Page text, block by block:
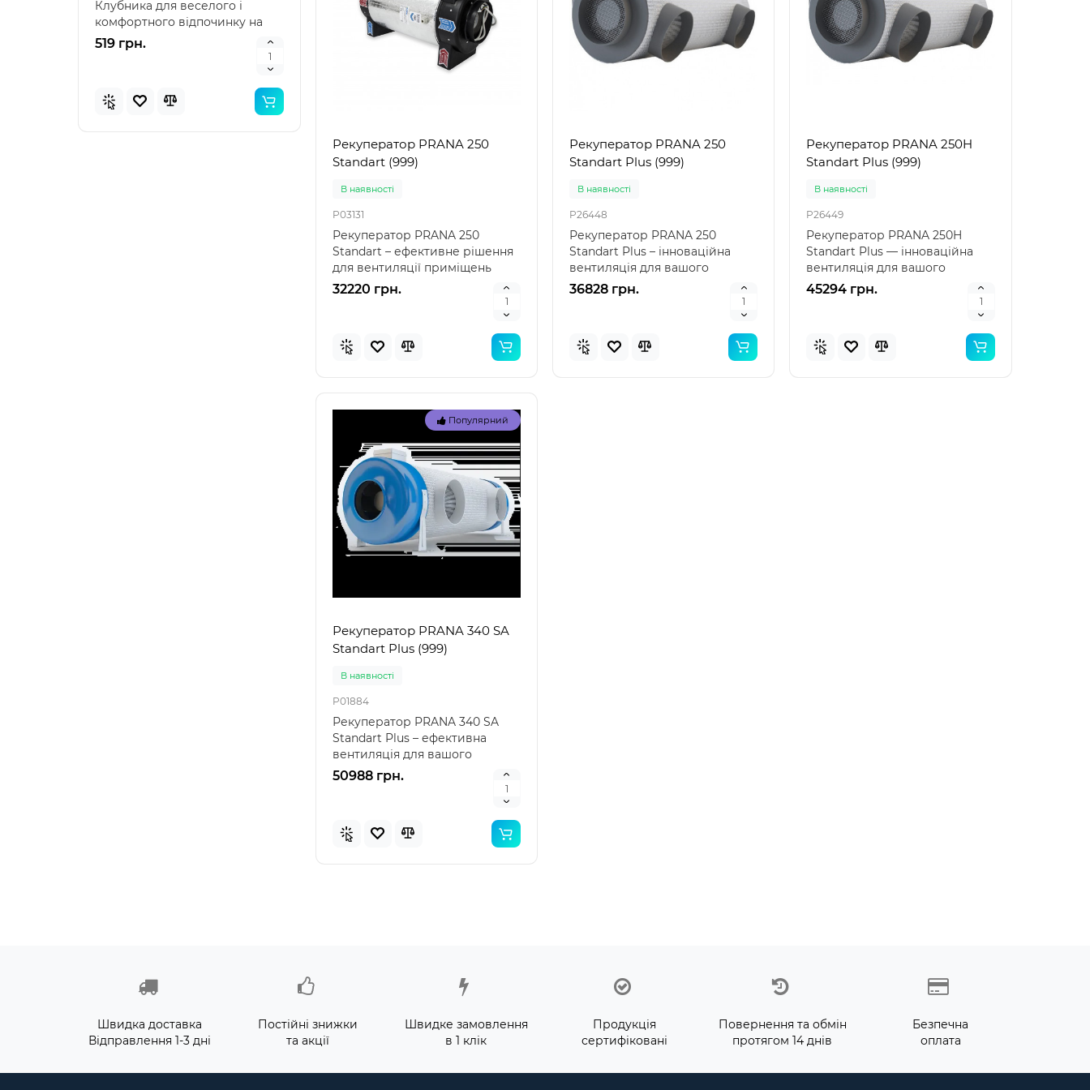
Клубника для веселого і
комфортного відпочинку на
воді Intex 58781 – я..
519 грн.
надувний дитячий басейн
"Зелений" Intex 57100 — це
класичний надувн..
476 грн.
басейнів: точність і надійність
від лідера ринку Intex 29039 –
це якіс..
155 грн.
плавання Bestway 32034
Bestway 32034 — це якісний
надувний жилет дл..
221 грн.
Рекуператор PRANA 250
Standart (999)
В наявностi
P03131
Рекуператор PRANA 250
Standart – ефективне рішення
для вентиляції приміщень
Рекуператор PRANA 250..
32220 грн.
Рекуператор PRANA 250
Standart Plus (999)
В наявностi
P26448
Рекуператор PRANA 250
Standart Plus – інноваційна
вентиляція для вашого
комфорту Рекуператор PRAN..
36828 грн.
Рекуператор PRANA 250H
Standart Plus (999)
В наявностi
P26449
Рекуператор PRANA 250H
Standart Plus — інноваційна
вентиляція для вашого
комфорту PRANA 250H Stan..
45294 грн.
Популярний
Рекуператор PRANA 340 SA
Standart Plus (999)
В наявностi
P01884
Рекуператор PRANA 340 SA
Standart Plus – ефективна
вентиляція для вашого
простору Рекуператор PRA..
50988 грн.
Швидка доставка
Відправлення 1-3 дні
Постійні знижки
та акції
Швидке замовлення
в 1 клік
Продукція
сертифіковані
Повернення та обмін
протягом 14 днів
Безпечна
оплата